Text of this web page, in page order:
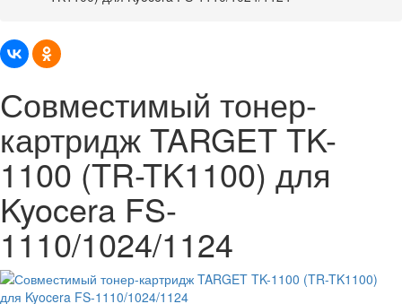
Совместимый тонер-
картридж TARGET TK-
1100 (TR-TK1100) для
Kyocera FS-
1110/1024/1124